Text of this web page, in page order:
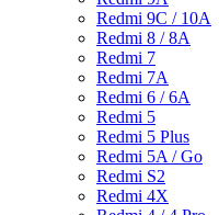
Redmi 9C / 10A
Redmi 8 / 8A
Redmi 7
Redmi 7A
Redmi 6 / 6A
Redmi 5
Redmi 5 Plus
Redmi 5A / Go
Redmi S2
Redmi 4X